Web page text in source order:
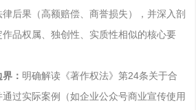
后果（高额赔偿、商誉损失），并深入剖
品权属、独创性、实质性相似的核心要
： 明确解读《著作权法》第24条关于合
过实际案例（如企业公众号商业宣传使用